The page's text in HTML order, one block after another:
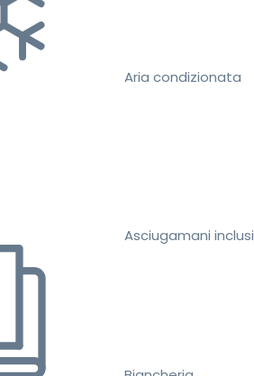
Aria condizionata
Asciugamani inclusi